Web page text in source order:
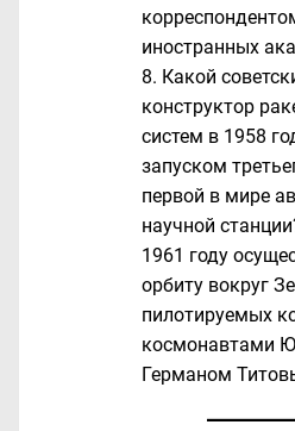
иностранных
Какой
конструктор
систем в 1958
запуском
первой в мире
научной
1961 году
орбиту вокруг
пилотируемых
космонавтами
Германом